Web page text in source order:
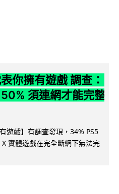
你擁有遊戲 調查：
須連網才能完整
遊戲】有調查發現，34% PS5
實體遊戲在完全斷網下無法完